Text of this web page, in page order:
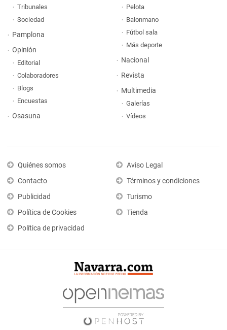
Tribunales
Sociedad
Pamplona
Opinión
Editorial
Colaboradores
Blogs
Encuestas
Osasuna
Pelota
Balonmano
Fútbol sala
Más deporte
Nacional
Revista
Multimedia
Galerías
Vídeos
Quiénes somos
Contacto
Publicidad
Política de Cookies
Política de privacidad
Aviso Legal
Términos y condiciones
Turismo
Tienda